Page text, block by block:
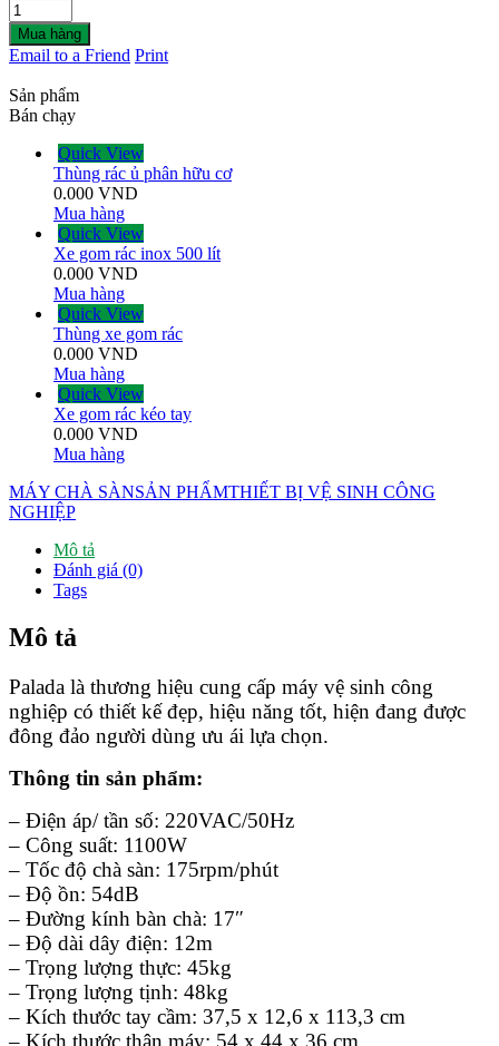
Mua hàng
Email to a Friend Print
Sản phẩm
Bán chạy
Quick View
Thùng rác ủ phân hữu cơ
0.000 VND
Mua hàng
Quick View
Xe gom rác inox 500 lít
0.000 VND
Mua hàng
Quick View
Thùng xe gom rác
0.000 VND
Mua hàng
Quick View
Xe gom rác kéo tay
0.000 VND
Mua hàng
MÁY CHÀ SÀNSẢN PHẨMTHIẾT BỊ VỆ SINH CÔNG
NGHIỆP
Mô tả
Đánh giá (0)
Tags
Mô tả
Palada là thương hiệu cung cấp máy vệ sinh công
nghiệp có thiết kế đẹp, hiệu năng tốt, hiện đang được
đông đảo người dùng ưu ái lựa chọn.
Thông tin sản phẩm:
– Điện áp/ tần số: 220VAC/50Hz
– Công suất: 1100W
– Tốc độ chà sàn: 175rpm/phút
– Độ ồn: 54dB
– Đường kính bàn chà: 17″
– Độ dài dây điện: 12m
– Trọng lượng thực: 45kg
– Trọng lượng tịnh: 48kg
– Kích thước tay cầm: 37,5 x 12,6 x 113,3 cm
– Kích thước thân máy: 54 x 44 x 36 cm